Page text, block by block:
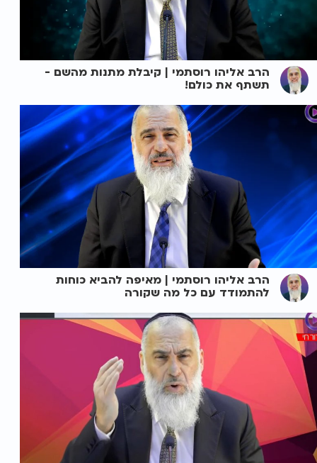
הרב אליהו רוסתמי | קיבלת מתנות מהשם -
תשתף את כולם!
הרב אליהו רוסתמי | מאיפה להביא כוחות
להתמודד עם כל מה שקורה